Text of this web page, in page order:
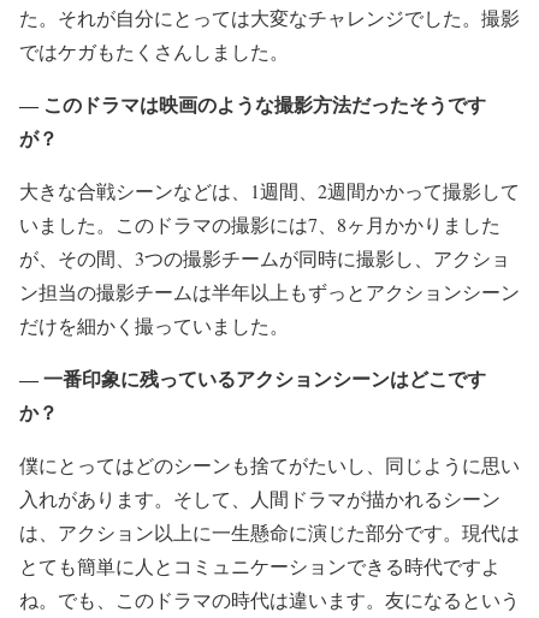
た。それが自分にとっては大変なチャレンジでした。撮影
ではケガもたくさんしました。
― このドラマは映画のような撮影方法だったそうです
が？
大きな合戦シーンなどは、1週間、2週間かかって撮影して
いました。このドラマの撮影には7、8ヶ月かかりました
が、その間、3つの撮影チームが同時に撮影し、アクショ
ン担当の撮影チームは半年以上もずっとアクションシーン
だけを細かく撮っていました。
― 一番印象に残っているアクションシーンはどこです
か？
僕にとってはどのシーンも捨てがたいし、同じように思い
入れがあります。そして、人間ドラマが描かれるシーン
は、アクション以上に一生懸命に演じた部分です。現代は
とても簡単に人とコミュニケーションできる時代ですよ
ね。でも、このドラマの時代は違います。友になるという